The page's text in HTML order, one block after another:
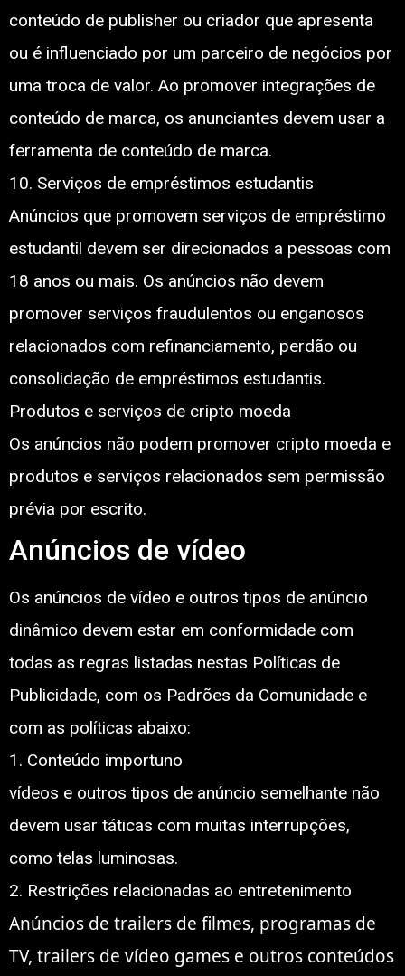
conteúdo de publisher ou criador que apresenta
ou é influenciado por um parceiro de negócios por
uma troca de valor. Ao promover integrações de
conteúdo de marca, os anunciantes devem usar a
ferramenta de conteúdo de marca.
10. Serviços de empréstimos estudantis
Anúncios que promovem serviços de empréstimo
estudantil devem ser direcionados a pessoas com
18 anos ou mais. Os anúncios não devem
promover serviços fraudulentos ou enganosos
relacionados com refinanciamento, perdão ou
consolidação de empréstimos estudantis.
Produtos e serviços de cripto moeda
Os anúncios não podem promover cripto moeda e
produtos e serviços relacionados sem permissão
prévia por escrito.
Anúncios de vídeo
Os anúncios de vídeo e outros tipos de anúncio
dinâmico devem estar em conformidade com
todas as regras listadas nestas Políticas de
Publicidade, com os Padrões da Comunidade e
com as políticas abaixo:
1. Conteúdo importuno
vídeos e outros tipos de anúncio semelhante não
devem usar táticas com muitas interrupções,
como telas luminosas.
2. Restrições relacionadas ao entretenimento
Anúncios de trailers de filmes, programas de
TV, trailers de vídeo games e outros conteúdos